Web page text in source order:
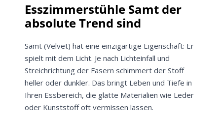
Esszimmerstühle Samt der
absolute Trend sind
Samt (Velvet) hat eine einzigartige Eigenschaft: Er
spielt mit dem Licht. Je nach Lichteinfall und
Streichrichtung der Fasern schimmert der Stoff
heller oder dunkler. Das bringt Leben und Tiefe in
Ihren Essbereich, die glatte Materialien wie Leder
oder Kunststoff oft vermissen lassen.